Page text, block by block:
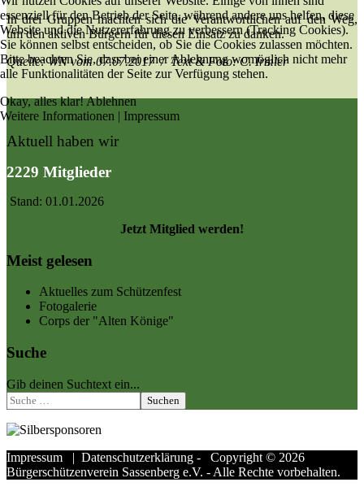
In drei Gruppen machten sich die Verantwortlichen auf den Weg,
um den aktiven Bürgern für diesen Einsatz zu danken.
Quelle: WN vom 07.07.2017 / Text & Foto: C. Irmler
Aktuell haben wir
2229 Mitglieder
Stand: 01.01.2026
Jetzt Mitglied werden!
Meist gelesen
Aktuelles zum Schützenfest
Fotogalerie
Corps der "Alten Könige"
Suche
Gib deinen Suchtext ein...
Suchen
Impressum | Datenschutzerklärung - Copyright © 2026
Bürgerschützenverein Sassenberg e.V. - Alle Rechte vorbehalten.
essenziell für den Betrieb der Seite, während andere uns helfen, diese
Website und die Nutzererfahrung zu verbessern (Tracking Cookies).
Sie können selbst entscheiden, ob Sie die Cookies zulassen möchten.
Bitte beachten Sie, dass bei einer Ablehnung womöglich nicht mehr
alle Funktionalitäten der Seite zur Verfügung stehen.
Okay, alles klar!Ablehnen
Weitere Informationen | Impressum